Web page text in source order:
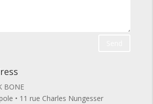
BONE
• 11 rue Charles Nungesser